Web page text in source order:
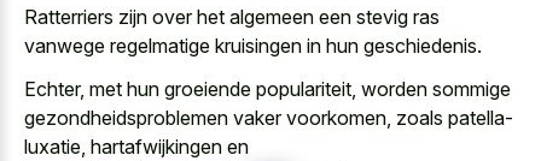
Ratterriers zijn over het algemeen een stevig ras
vanwege regelmatige kruisingen in hun geschiedenis.
Echter, met hun groeiende populariteit, worden sommige
gezondheidsproblemen vaker voorkomen, zoals patella-
luxatie, hartafwijkingen en